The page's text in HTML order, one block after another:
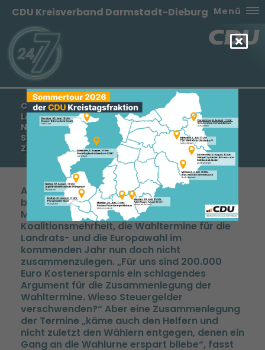
CDU Kreisverband Darmstadt-Dieburg Menü
CDU DARMSTADT-DIEBURG KRITISIERT
LANDRATSWAHLTERMIN – NICHT
NACHVOLLZIEHBARE VERSCHWENDUNG VON
STEUERGELDERN – PENTZ: CDU-KANDIDAT WIRD
ZEITNAH PRÄSENTIERT
Als „unsinnig und nicht nachvollziehbar“
bezeichnete der CDU-Kreisvorsitzende
Manfred Pentz die Entscheidung der
Koalitionsmehrheit, die Wahltermine für die
Landrats- und die Europawahl im
kommenden Jahr nun doch nicht
zusammenzulegen. „Für uns sind 200.000
Euro Kostenersparnis ein schlagendes
Argument für die Zusammenlegung der
Wahltermine. Wieso Steuergelder
verschwenden?“ Aber eine Zusammenlegung
der Termine „käme auch den Helfern und
nicht zuletzt den Wählern entgegen, denen ein
Gang an die Wahlurne erspart bliebe“, fasst